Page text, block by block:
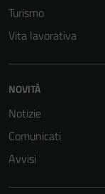
Turismo
Vita lavorativa
NOVITÀ
Notizie
Comunicati
Avvisi